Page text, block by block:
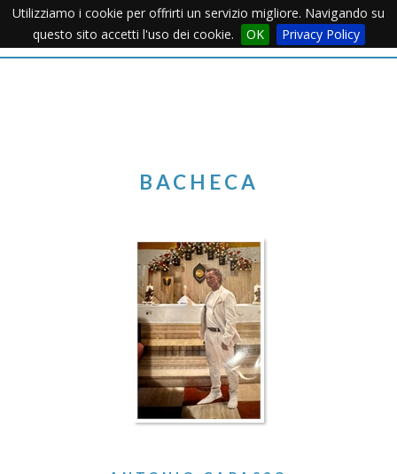
Utilizziamo i cookie per offrirti un servizio migliore. Navigando su
questo sito accetti l'uso dei cookie.
OK Privacy PolicyMenu
BACHECA